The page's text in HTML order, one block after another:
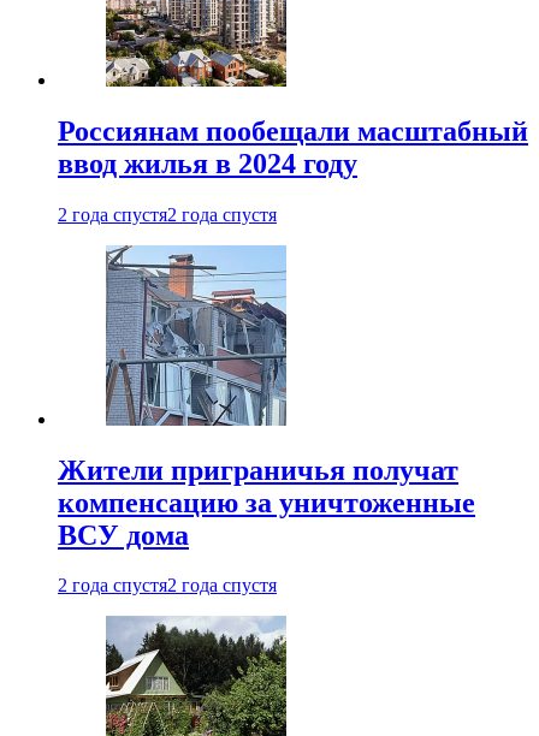
Россиянам пообещали масштабный
ввод жилья в 2024 году
2 года спустя2 года спустя
Жители приграничья получат
компенсацию за уничтоженные
ВСУ дома
2 года спустя2 года спустя